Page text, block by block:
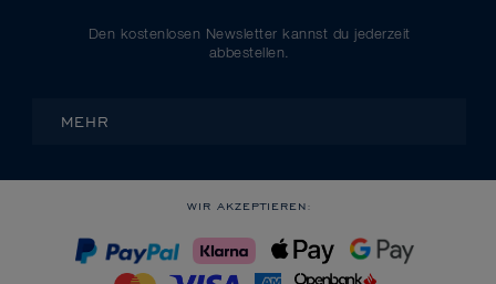
Den kostenlosen Newsletter kannst du jederzeit
abbestellen.
MEHR
WIR AKZEPTIEREN: